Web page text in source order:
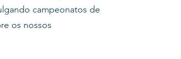
campeonatos de
os nossos